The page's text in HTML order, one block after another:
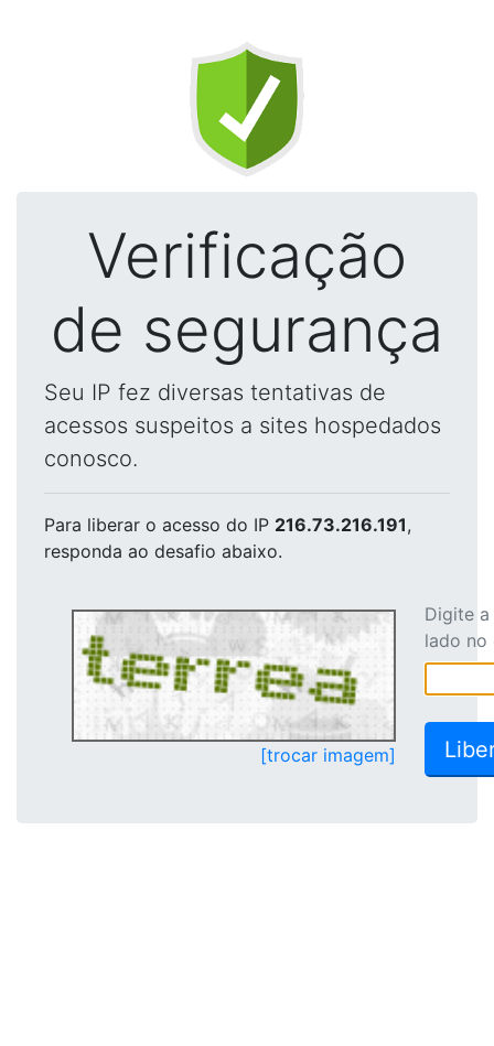
Verificação
de segurança
Seu IP fez diversas tentativas de
acessos suspeitos a sites hospedados
conosco.
Para liberar o acesso do IP 216.73.216.191,
responda ao desafio abaixo.
[trocar imagem]
Digite
lado no